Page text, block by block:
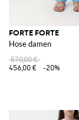
FORTE FORTE
Hose damen
570,00 €
456,00 €
-20%